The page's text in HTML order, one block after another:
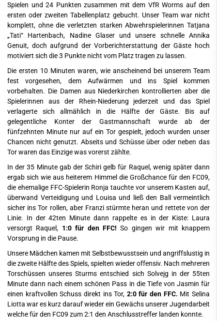
Spielen und 24 Punkten zusammen mit dem VfR Worms auf den
ersten oder zweiten Tabellenplatz gebucht. Unser Team war nicht
komplett, ohne die verletzten starken Abwehrspielerinnen Tatjana
„Tati“ Hartenbach, Nadine Glaser und unsere schnelle Annika
Genuit, doch aufgrund der Vorberichterstattung der Gäste hoch
motiviert sich die 3 Punkte nicht vom Platz tragen zu lassen.
Die ersten 10 Minuten waren, wie anscheinend bei unserem Team
fest vorgesehen, dem Aufwärmen und ins Spiel kommen
vorbehalten. Die Damen aus Niederkirchen kontrollierten aber die
Spielerinnen aus der Rhein-Niederung jederzeit und das Spiel
verlagerte sich allmählich in die Hälfte der Gäste. Bis auf
gelegentliche Konter der Gastmannschaft wurde ab der
fünfzehnten Minute nur auf ein Tor gespielt, jedoch wurden unser
Chancen nicht genutzt. Abseits und Schüsse über oder neben das
Tor waren das Einzige was vorerst zählte.
In der 35 Minute gab der Schiri gelb für Raquel, wenig später dann
ergab sich wie aus heiterem Himmel die Großchance für den FC09,
die ehemalige FFC-Spielerin Ronja tauchte vor unserem Kasten auf,
überwand Verteidigung und Louisa und ließ den Ball vermeintlich
sicher ins Tor rollen, aber Franzi stürmte heran und rettete von der
Linie. In der 42ten Minute dann rappelte es in der Kiste: Laura
versorgt Raquel, 1:0 für den FFC!So gingen wir mit knappem
Vorsprung in die Pause.
Unsere Mädchen kamen mit Selbstbewusstsein und angriffslustig in
die zweite Hälfte des Spiels, spielten wieder offensiv. Nach mehreren
Torschüssen unseres Sturms entschied sich Solvejg in der 55ten
Minute dann nach einem schönen Pass in die Tiefe von Jasmin für
einen kraftvollen Schuss direkt ins Tor, 2:0 für den FFC. Mit Selina
Liotta war es kurz darauf wieder ein Gewächs unserer Jugendarbeit
welche für den FC09 zum 2:1 den Anschlusstreffer landen konnte.